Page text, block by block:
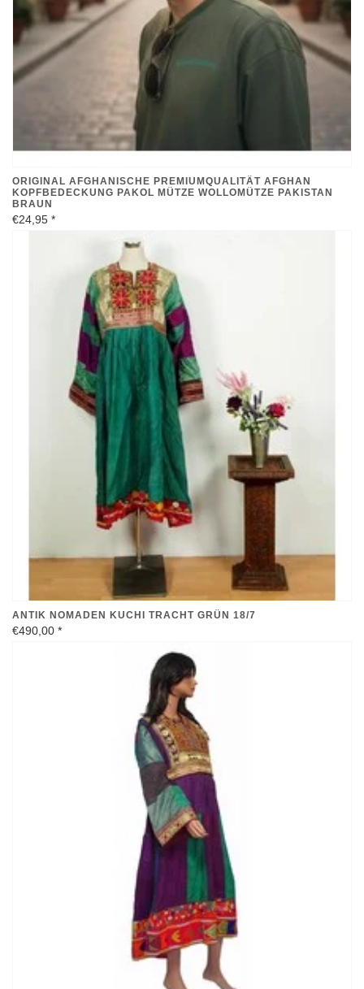
ORIGINAL AFGHANISCHE PREMIUMQUALITÄT AFGHAN
KOPFBEDECKUNG PAKOL MÜTZE WOLLOMÜTZE PAKISTAN
BRAUN
€24,95 *
ANTIK NOMADEN KUCHI TRACHT GRÜN 18/7
€490,00 *